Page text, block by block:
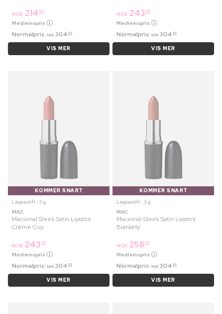
NOK 214 95
Medlemspris
Normalpris: NOK 304 95
VIS MER
NOK 243 95
Medlemspris
Normalpris: NOK 304 95
VIS MER
KOMMER SNART
Leppestift ⋅ 3 g
MAC
Macximal Sleek Satin Lipstick
Crème Cup
NOK 243 95
Medlemspris
Normalpris: NOK 304 95
VIS MER
KOMMER SNART
Leppestift ⋅ 3 g
MAC
Macximal Sleek Satin Lipstick
Blankety
NOK 258 95
Medlemspris
Normalpris: NOK 304 95
VIS MER